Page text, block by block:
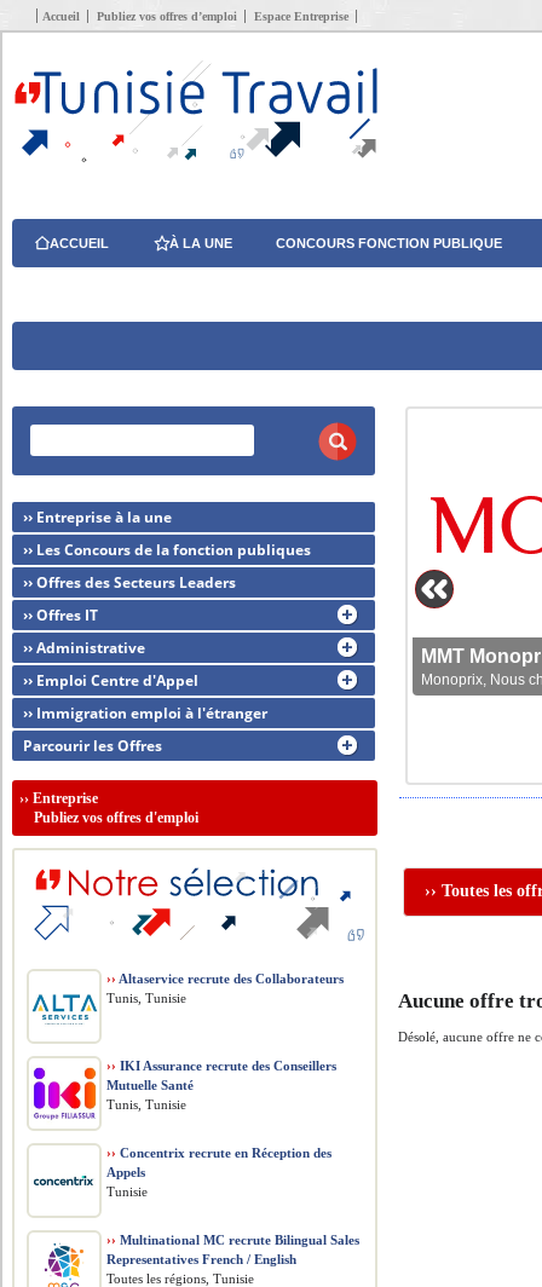
Accueil Publiez vos offres d’emploi Espace Entreprise
ACCUEIL À LA UNE CONCOURS FONCTION PUBLIQUE
MMT
Monoprix, Nous
›› Toutes les
Aucune offre
Désolé, aucune offre ne
›› Entreprise à la une
›› Les Concours de la fonction publiques
›› Offres des Secteurs Leaders
›› Offres IT
›› Administrative
›› Emploi Centre d'Appel
›› Immigration emploi à l'étranger
Parcourir les Offres
››Entreprise
Publiez vos offres d'emploi
›› Altaservice recrute des Collaborateurs
Tunis, Tunisie
›› IKI Assurance recrute des Conseillers
Mutuelle Santé
Tunis, Tunisie
›› Concentrix recrute en Réception des
Appels
Tunisie
›› Multinational MC recrute Bilingual Sales
Representatives French / English
Toutes les régions, Tunisie